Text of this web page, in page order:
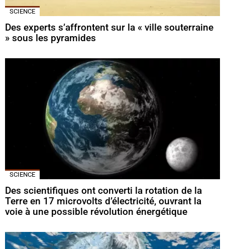
SCIENCE
Des experts s’affrontent sur la « ville souterraine
» sous les pyramides
SCIENCE
Des scientifiques ont converti la rotation de la
Terre en 17 microvolts d’électricité, ouvrant la
voie à une possible révolution énergétique